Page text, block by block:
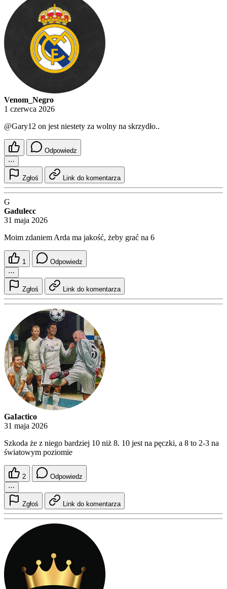
Venom_Negro
1 czerwca 2026
@Gary12 on jest niestety za wolny na skrzydło..
Odpowiedz
⋯
Zgłoś Link do komentarza
G
Gadulecc
31 maja 2026
Moim zdaniem Arda ma jakość, żeby grać na 6
1
Odpowiedz
⋯
Zgłoś Link do komentarza
GaIactico
31 maja 2026
Szkoda że z niego bardziej 10 niż 8. 10 jest na pęczki, a 8 to 2-3 na
światowym poziomie
2
Odpowiedz
⋯
Zgłoś Link do komentarza